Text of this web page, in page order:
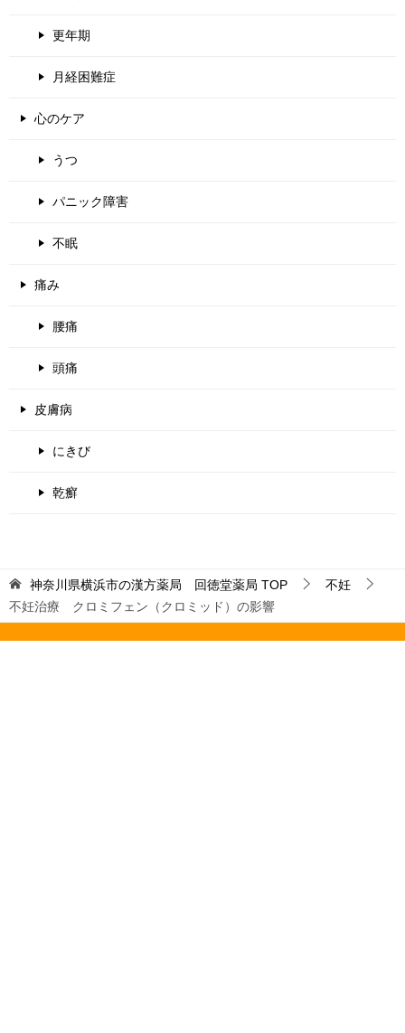
更年期
月経困難症
心のケア
うつ
パニック障害
不眠
痛み
腰痛
頭痛
皮膚病
にきび
乾癬
神奈川県横浜市の漢方薬局 回徳堂薬局 TOP
不妊
不妊治療 クロミフェン（クロミッド）の影響